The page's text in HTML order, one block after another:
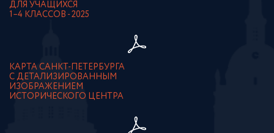
ДЛЯ УЧАЩИХСЯ
1–4 КЛАССОВ - 2025
КАРТА САНКТ-ПЕТЕРБУРГА
С ДЕТАЛИЗИРОВАННЫМ
ИЗОБРАЖЕНИЕМ
ИСТОРИЧЕСКОГО ЦЕНТРА